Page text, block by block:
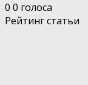
0 0 голоса
Рейтинг статьи